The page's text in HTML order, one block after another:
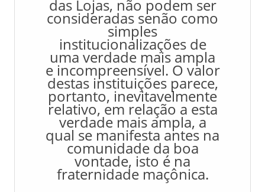
das Lojas, não podem ser
consideradas senão como
simples
institucionalizações de
uma verdade mais ampla
e incompreensível. O valor
destas instituições parece,
portanto, inevitavelmente
relativo, em relação a esta
verdade mais ampla, a
qual se manifesta antes na
comunidade da boa
vontade, isto é na
fraternidade maçônica.